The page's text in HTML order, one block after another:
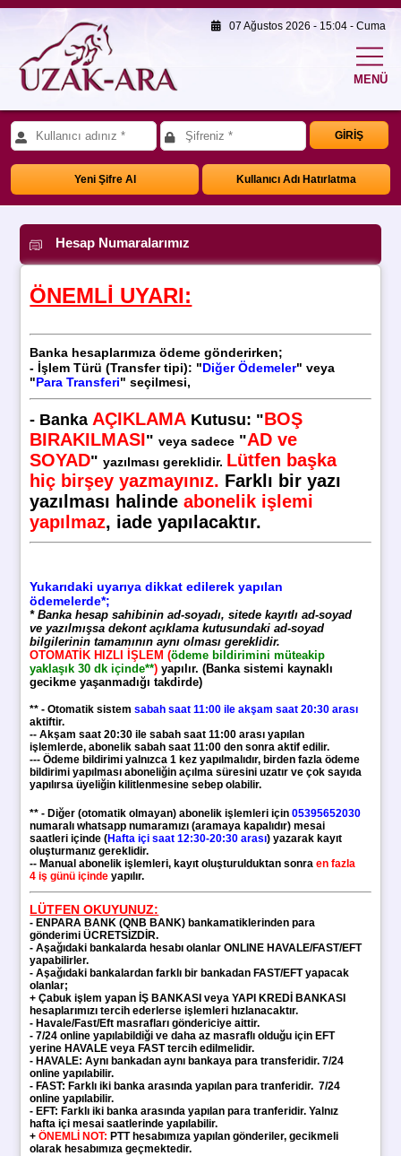
07 Ağustos 2026 - 15:04 - Cuma
MENÜ
GİRİŞ
Yeni Şifre Al Kullanıcı Adı Hatırlatma
Hesap Numaralarımız
ÖNEMLİ UYARI:
Banka hesaplarımıza ödeme gönderirken;
- İşlem Türü (Transfer tipi): "Diğer Ödemeler" veya
"Para Transferi" seçilmesi,
- Banka AÇIKLAMA Kutusu: "BOŞ
BIRAKILMASI"veya sadece "AD ve
SOYAD"yazılması gereklidir. Lütfen başka
hiç birşey yazmayınız. Farklı bir yazı
yazılması halindeabonelik işlemi
yapılmaz, iade yapılacaktır.
Yukarıdaki uyarıya dikkat edilerek yapılan
ödemelerde*;
* Banka hesap sahibinin ad-soyadı, sitede kayıtlı ad-soyad
ve yazılmışsa dekont açıklama kutusundaki ad-soyad
bilgilerinin tamamının aynı olması gereklidir.
OTOMATİK HIZLI İŞLEM (ödeme bildirimini müteakip
yaklaşık 30 dk içinde**) yapılır. (Banka sistemi kaynaklı
gecikme yaşanmadığı takdirde)
** - Otomatik sistemsabah saat 11:00 ile akşam saat 20:30 arası
aktiftir.
-- Akşam saat 20:30 ile sabah saat 11:00 arası yapılan
işlemlerde, abonelik sabah saat 11:00 den sonra aktif edilir.
--- Ödeme bildirimi yalnızca 1 kez yapılmalıdır, birden fazla ödeme
bildirimi yapılması aboneliğin açılma süresini uzatır ve çok sayıda
yapılırsa üyeliğin kilitlenmesine sebep olabilir.
** - Diğer (otomatik olmayan) abonelik işlemleri için05395652030
numaralı whatsapp numaramızı (aramaya kapalıdır) mesai
saatleri içinde (Hafta içi saat 12:30-20:30 arası) yazarak kayıt
oluşturmanız gereklidir.
-- Manual abonelik işlemleri, kayıt oluşturulduktan sonraen fazla
4 iş günü içinde yapılır.
LÜTFEN OKUYUNUZ:
-ENPARA BANK (QNB BANK) bankamatiklerinden para
gönderimi ÜCRETSİZDİR.
- Aşağıdaki bankalarda hesabı olanlar ONLINE HAVALE/FAST/EFT
yapabilirler.
- Aşağıdaki bankalardan farklı bir bankadan FAST/EFT yapacak
olanlar;
+ Çabuk işlem yapan İŞ BANKASI veya YAPI KREDİ BANKASI
hesaplarımızı tercih ederlerse işlemleri hızlanacaktır.
- Havale/Fast/Eft masrafları göndericiye aittir.
- 7/24 online yapılabildiği ve daha az masraflı olduğu için EFT
yerine HAVALE veya FAST tercih edilmelidir.
- HAVALE: Aynı bankadan aynı bankaya para transferidir. 7/24
online yapılabilir.
- FAST: Farklı iki banka arasında yapılan para tranferidir. 7/24
online yapılabilir.
- EFT: Farklı iki banka arasında yapılan para tranferidir. Yalnız
hafta içi mesai saatlerinde yapılabilir.
+ÖNEMLİ NOT: PTT hesabımıza yapılan gönderiler, gecikmeli
olarak hesabımıza geçmektedir.